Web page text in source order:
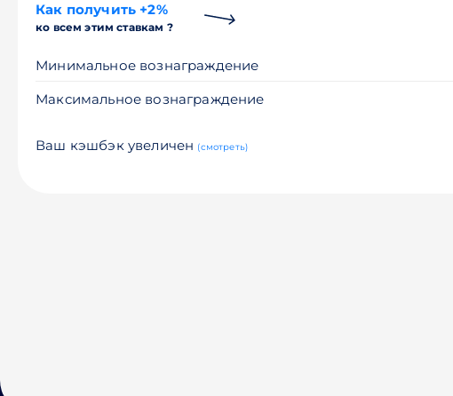
Как получить +2%
ко всем этим ставкам ?
Минимальное вознаграждение
Максимальное вознаграждение
Ваш кэшбэк увеличен (смотреть)